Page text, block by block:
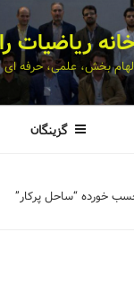
ریاضیات
بخش، علمی، حرفه ای
گزینگان
خورده “ساحل پرکار”